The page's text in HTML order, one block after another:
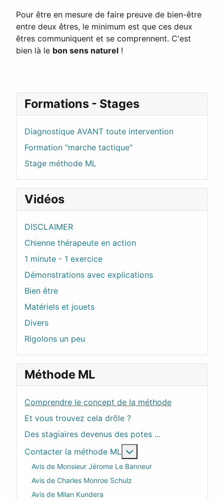
Formations - Stages
Diagnostique AVANT toute intervention
Formation "marche tactique"
Stage méthode ML
Vidéos
DISCLAIMER
Chienne thérapeute en action
1 minute - 1 exercice
Démonstrations avec explications
Bien être
Matériels et jouets
Divers
Rigolons un peu
Méthode ML
Comprendre le concept de la méthode
Et vous trouvez cela drôle ?
Des stagiaires devenus des potes ...
Contacter la méthode ML
Avis de Monsieur Jérome Le Banneur
Avis de Charles Monroe Schulz
Avis de Milan Kundera
Pour être en mesure de faire preuve de bien-être
entre deux êtres, le minimum est que ces deux
êtres communiquent et se comprennent. C'est
bien là le bon sens naturel !